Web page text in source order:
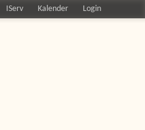
IServ Kalender Login